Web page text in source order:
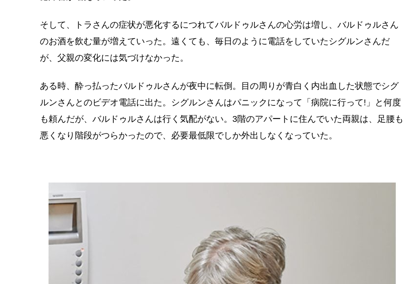
そして、トラさんの症状が悪化するにつれてバルドゥルさんの心労は増し、バルドゥルさん
のお酒を飲む量が増えていった。遠くても、毎日のように電話をしていたシグルンさんだ
が、父親の変化には気づけなかった。
ある時、酔っ払ったバルドゥルさんが夜中に転倒。目の周りが青白く内出血した状態でシグ
ルンさんとのビデオ電話に出た。シグルンさんはパニックになって「病院に行って!」と何度
も頼んだが、バルドゥルさんは行く気配がない。3階のアパートに住んでいた両親は、足腰も
悪くなり階段がつらかったので、必要最低限でしか外出しなくなっていた。